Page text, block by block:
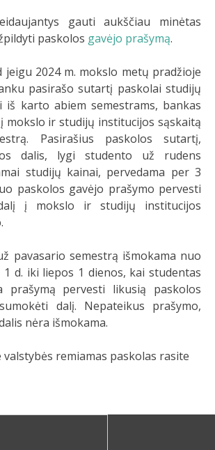
gauti aukščiau minėtas
paskolos gavėjo prašymą.
jeigu 2024 m. mokslo metų pradžioje
pasirašo sutartį paskolai studijų
iš karto abiem semestrams, bankas
mokslo ir studijų institucijos sąskaitą
Pasirašius paskolos sutartį,
dalis, lygi studento už rudens
studijų kainai, pervedama per 3
paskolos gavėjo prašymo pervesti
į mokslo ir studijų institucijos
pavasario semestrą išmokama nuo
1 d. iki liepos 1 dienos, kai studentas
prašymą pervesti likusią paskolos
dalį. Nepateikus prašymo,
nėra išmokama.
remiamas paskolas rasite